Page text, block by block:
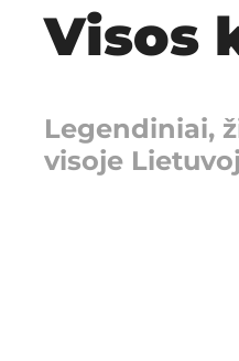
Visos
Legendiniai,
visoje